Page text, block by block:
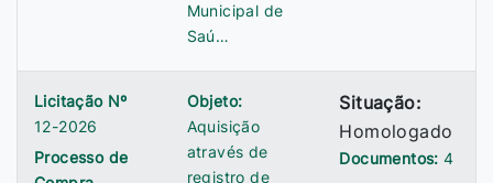
Municipal de
Saú…
Licitação Nº
12-2026
Processo de
Objeto:
Aquisição
através de
registro de
Situação:
Homologado
Documentos:4